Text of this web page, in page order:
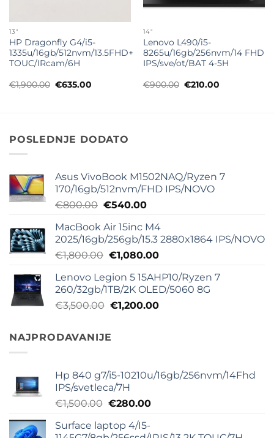
13"
HP Dragonfly G4/i5-
1335u/16gb/512nvm/13.5FHD+
TOUC/IRcam/6H
€1,900.00 Originalna
€635.00Trenutna
14"
Lenovo L490/i5-
8265u/16gb/256nvm/14 FHD
IPS/sve/ot/BAT 4-5H
€900.00 Originalna
€210.00Trenutna
POSLEDNJE DODATO
Asus VivoBook M1502NAQ/Ryzen 7
170/16gb/512nvm/FHD IPS/NOVO
€800.00 Originalna
je
bila:
€800.00.
€540.00Trenutna
je:
€540.00.
MacBook Air 15inc M4
2025/16gb/256gb/15.3 2880x1864 IPS/NOVO
€1,800.00 Originalna
je
bila:
€1,800.00.
€1,080.00Trenutna
je:
€1,080.00.
Lenovo Legion 5 15AHP10/Ryzen 7
260/32gb/1TB/2K OLED/5060 8G
€3,500.00 Originalna
je
bila:
€1,200.00Trenutna
NAJPRODAVANIJE
Hp 840 g7/i5-10210u/16gb/256nvm/14Fhd
IPS/svetleca/7H
€1,500.00 Originalna
je
€280.00Trenutna
je:
Surface laptop 4/I5-